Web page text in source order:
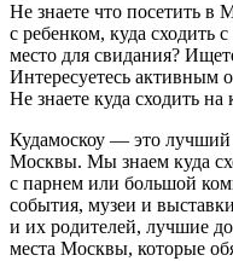
Не знаете что посетить в
с ребенком, куда сходить
место для свидания?
Интересуетесь активным
Не знаете куда сходить
Кудамоскоу — это
Москвы. Мы знаем куда
с парнем или большой
события, музеи и
и их родителей, лучшие
места Москвы, которые